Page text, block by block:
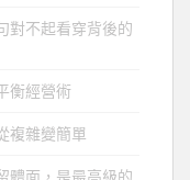
對不起看穿背後的
衡經營術
複雜變簡單